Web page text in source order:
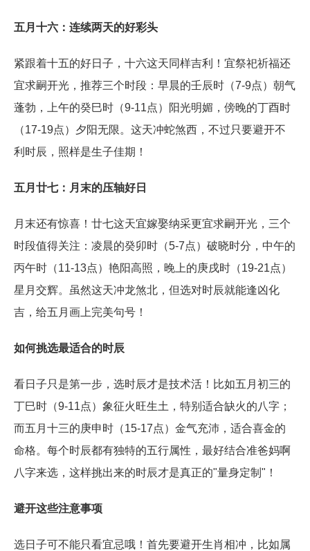
五月十六：连续两天的好彩头
紧跟着十五的好日子，十六这天同样吉利！宜祭祀祈福还
宜求嗣开光，推荐三个时段：早晨的壬辰时（7-9点）朝气
蓬勃，上午的癸巳时（9-11点）阳光明媚，傍晚的丁酉时
（17-19点）夕阳无限。这天冲蛇煞西，不过只要避开不
利时辰，照样是生子佳期！
五月廿七：月末的压轴好日
月末还有惊喜！廿七这天宜嫁娶纳采更宜求嗣开光，三个
时段值得关注：凌晨的癸卯时（5-7点）破晓时分，中午的
丙午时（11-13点）艳阳高照，晚上的庚戌时（19-21点）
星月交辉。虽然这天冲龙煞北，但选对时辰就能逢凶化
吉，给五月画上完美句号！
如何挑选最适合的时辰
看日子只是第一步，选时辰才是技术活！比如五月初三的
丁巳时（9-11点）象征火旺生土，特别适合缺火的八字；
而五月十三的庚申时（15-17点）金气充沛，适合喜金的
命格。每个时辰都有独特的五行属性，最好结合准爸妈啊
八字来选，这样挑出来的时辰才是真正的"量身定制"！
避开这些注意事项
选日子可不能只看宜忌哦！首先要避开生肖相冲，比如属